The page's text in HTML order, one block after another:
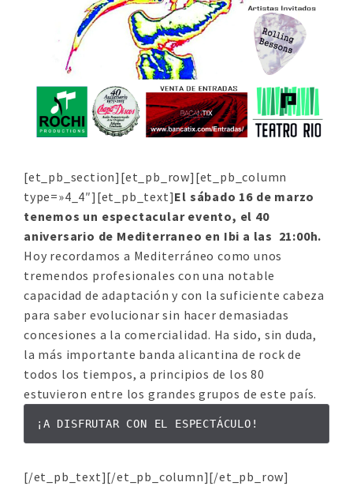
[et_pb_section][et_pb_row][et_pb_column
type=»4_4″][et_pb_text]El sábado 16 de marzo
tenemos un espectacular evento, el 40
aniversario de Mediterraneo en Ibi a las 21:00h.
Hoy recordamos a Mediterráneo como unos
tremendos profesionales con una notable
capacidad de adaptación y con la suficiente cabeza
para saber evolucionar sin hacer demasiadas
concesiones a la comercialidad. Ha sido, sin duda,
la más importante banda alicantina de rock de
todos los tiempos, a principios de los 80
estuvieron entre los grandes grupos de este país.
¡A DISFRUTAR CON EL ESPECTÁCULO!
[/et_pb_text][/et_pb_column][/et_pb_row]